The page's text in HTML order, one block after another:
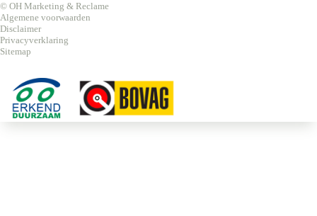
© OH Marketing & Reclame
Algemene voorwaarden
Disclaimer
Privacyverklaring
Sitemap